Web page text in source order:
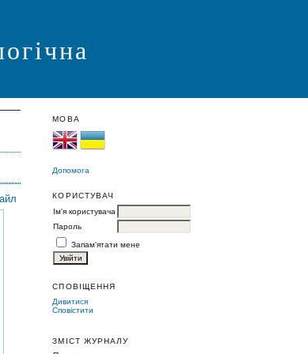
МОВА
Допомога
КОРИСТУВАЧ
Ім'я користувача
Пароль
Запам'ятати мене
СПОВІЩЕННЯ
Дивитися
Сповістити
ЗМІСТ ЖУРНАЛУ